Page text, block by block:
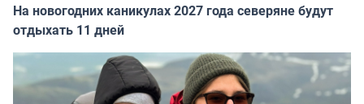
На новогодних каникулах 2027 года северяне будут
отдыхать 11 дней